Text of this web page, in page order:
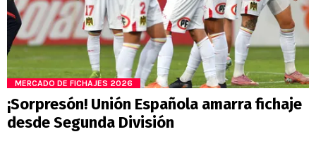
MERCADO DE FICHAJES 2026
¡Sorpresón! Unión Española amarra fichaje
desde Segunda División